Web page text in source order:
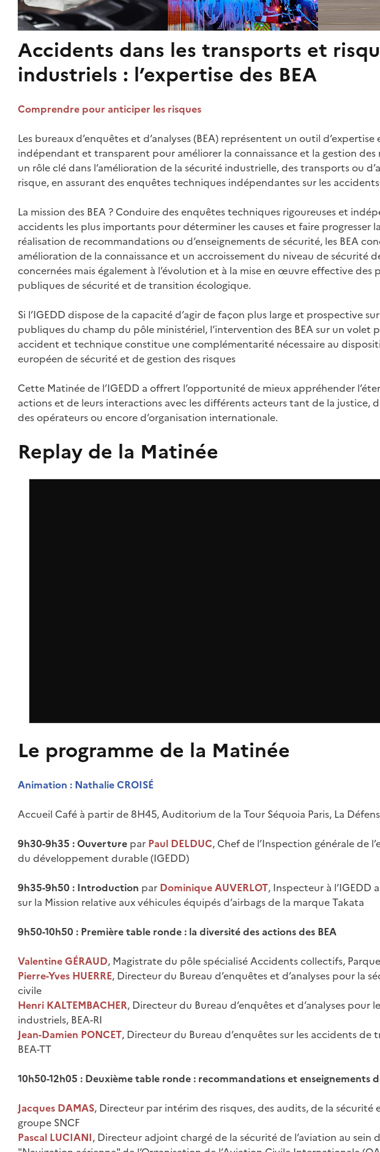
Accidents dans les transports et
industriels : l’expertise des BEA
Comprendre pour anticiper les risques
Les bureaux d’enquêtes et d’analyses (BEA) représentent un outil d’expertise
indépendant et transparent pour améliorer la connaissance et la gestion des
un rôle clé dans l’amélioration de la sécurité industrielle, des transports ou
risque, en assurant des enquêtes techniques indépendantes sur les
La mission des BEA ? Conduire des enquêtes techniques rigoureuses et
accidents les plus importants pour déterminer les causes et faire progresser
réalisation de recommandations ou d’enseignements de sécurité, les BEA
amélioration de la connaissance et un accroissement du niveau de sécurité
concernées mais également à l’évolution et à la mise en œuvre effective des
publiques de sécurité et de transition écologique.
Si l’IGEDD dispose de la capacité d’agir de façon plus large et prospective
publiques du champ du pôle ministériel, l’intervention des BEA sur un volet
accident et technique constitue une complémentarité nécessaire au
européen de sécurité et de gestion des risques
Cette Matinée de l’IGEDD a offrert l’opportunité de mieux appréhender
actions et de leurs interactions avec les différents acteurs tant de la justice,
des opérateurs ou encore d’organisation internationale.
Replay de la Matinée
Le programme de la Matinée
Animation : Nathalie CROISÉ
Accueil Café à partir de 8H45, Auditorium de la Tour Séquoia Paris, La
9h30-9h35 : Ouverture par Paul DELDUC, Chef de l’Inspection générale de
du développement durable (IGEDD)
9h35-9h50 : Introduction par Dominique AUVERLOT, Inspecteur à
sur la Mission relative aux véhicules équipés d’airbags de la marque Takata
9h50-10h50 : Première table ronde : la diversité des actions des BEA
Valentine GÉRAUD, Magistrate du pôle spécialisé Accidents collectifs,
Pierre-Yves HUERRE, Directeur du Bureau d’enquêtes et d’analyses pour la
civile
Henri KALTEMBACHER, Directeur du Bureau d’enquêtes et d’analyses pour
industriels, BEA-RI
Jean-Damien PONCET, Directeur du Bureau d’enquêtes sur les accidents de
BEA-TT
10h50-12h05 : Deuxième table ronde : recommandations et enseignements
Jacques DAMAS, Directeur par intérim des risques, des audits, de la sécurité
groupe SNCF
Pascal LUCIANI, Directeur adjoint chargé de la sécurité de l’aviation au sein